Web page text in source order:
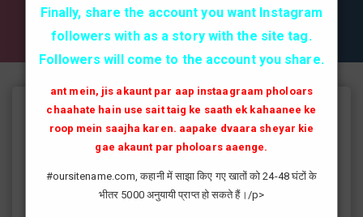
✔✔✔ AKTİF TAKİPCİ SATIN AL ✔✔✔
Instagram Takipçi Hilesi
instagram'da artık yüksek takipçi kasmak eskisi kadar zor değil
fenomen yolunda ilerlemesi daha da kolaylaşmıştır.instagram
fenomeni ne gibi fayda sağlar?öncelikle bir çok kişi meslek
Finally, share the account you want Instagram
followers with as a story with the site tag.
Followers will come to the account you share.
ant mein, jis akaunt par aap instaagraam pholoars
chaahate hain use sait taig ke saath ek kahaanee ke
roop mein saajha karen. aapake dvaara sheyar kie
gae akaunt par pholoars aaenge.
#oursitename.com, कहानी में साझा किए गए खातों को 24-48 घंटों के
भीतर 5000 अनुयायी प्राप्त हो सकते हैं।/p>